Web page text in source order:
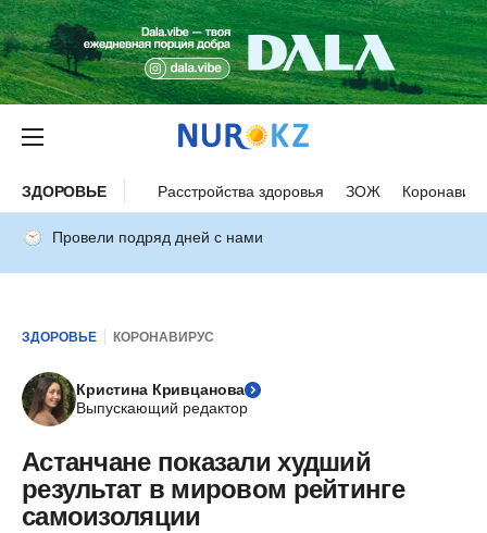
ЗДОРОВЬЕ Расстройства здоровья ЗОЖ
Провели подряд дней с нами
ЗДОРОВЬЕ КОРОНАВИРУС
Кристина Кривцанова
Выпускающий редактор
Астанчане показали худший
результат в мировом рейтинге
самоизоляции